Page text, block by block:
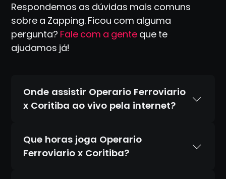
Respondemos as dúvidas mais comuns
sobre a Zapping. Ficou com alguma
pergunta? Fale com a gente que te
ajudamos já!
Onde assistir Operario Ferroviario
x Coritiba ao vivo pela internet?
Que horas joga Operario
Ferroviario x Coritiba?